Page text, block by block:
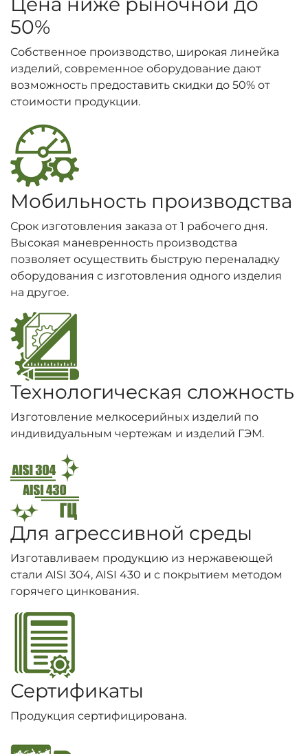
50%
Собственное производство, широкая линейка
изделий, современное оборудование дают
возможность предоставить скидки до 50% от
стоимости продукции.
Мобильность производства
Срок изготовления заказа от 1 рабочего дня.
Высокая маневренность производства
позволяет осуществить быструю переналадку
оборудования с изготовления одного изделия
на другое.
Технологическая сложность
Изготовление мелкосерийных изделий по
индивидуальным чертежам и изделий ГЭМ.
Для агрессивной среды
Изготавливаем продукцию из нержавеющей
стали AISI 304, AISI 430 и с покрытием методом
горячего цинкования.
Сертификаты
Продукция сертифицирована.